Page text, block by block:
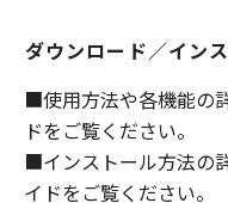
状態で使用許諾さ
のライセンサー、
の関連会社、それ
のいずれも、「本
品性および特定の
ダウンロード／イン
■使用方法や各機能の
ドをご覧ください。
■インストール方法の
イドをご覧ください。